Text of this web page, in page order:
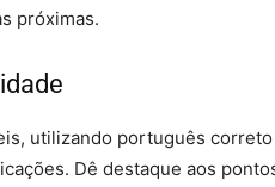
próximas.
utilizando português
Dê destaque aos